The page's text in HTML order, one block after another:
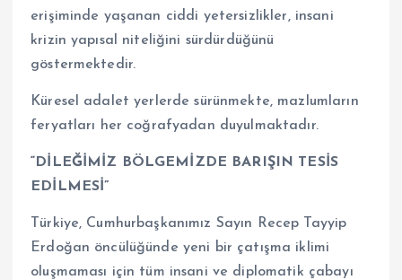
erişiminde yaşanan ciddi yetersizlikler, insani
krizin yapısal niteliğini sürdürdüğünü
göstermektedir.
Küresel adalet yerlerde sürünmekte, mazlumların
feryatları her coğrafyadan duyulmaktadır.
“DİLEĞİMİZ BÖLGEMİZDE BARIŞIN TESİS
EDİLMESİ”
Türkiye, Cumhurbaşkanımız Sayın Recep Tayyip
Erdoğan öncülüğünde yeni bir çatışma iklimi
oluşmaması için tüm insani ve diplomatik çabayı